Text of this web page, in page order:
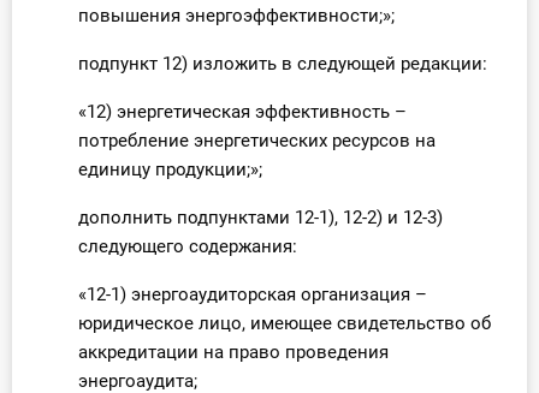
повышения энергоэффективности;»;
подпункт 12) изложить в следующей редакции:
«12) энергетическая эффективность –
потребление энергетических ресурсов на
единицу продукции;»;
дополнить подпунктами 12-1), 12-2) и 12-3)
следующего содержания:
«12-1) энергоаудиторская организация –
юридическое лицо, имеющее свидетельство об
аккредитации на право проведения
энергоаудита;